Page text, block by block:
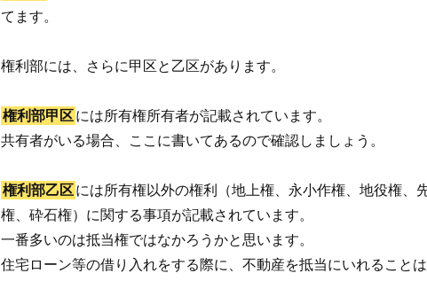
てます。
権利部には、さらに甲区と乙区があります。
権利部甲区には所有権所有者が記載されています。
共有者がいる場合、ここに書いてあるので確認しましょう。
権利部乙区には所有権以外の権利（地上権、永小作権、地役権、
権、砕石権）に関する事項が記載されています。
一番多いのは抵当権ではなかろうかと思います。
住宅ローン等の借り入れをする際に、不動産を抵当にいれることは